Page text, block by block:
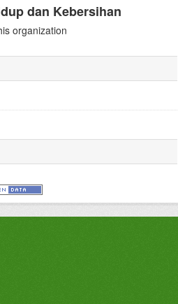
dan Kebersihan
organization